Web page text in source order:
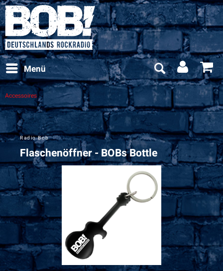
Menü
Accessoires
Radio Bob
Flaschenöffner - BOBs Bottle